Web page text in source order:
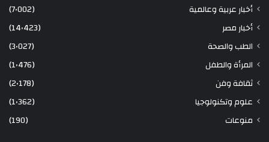
أخبار عربية وعالمية
(7٬002)
أخبار مصر
(14٬423)
الطب والصحة
(3٬027)
المرأة والطفل
(1٬476)
ثقافة وفن
(2٬178)
علوم وتكنولوجيا
(1٬362)
منوعات
(190)